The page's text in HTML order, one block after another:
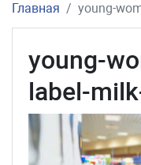
Главная young-
young-
label-